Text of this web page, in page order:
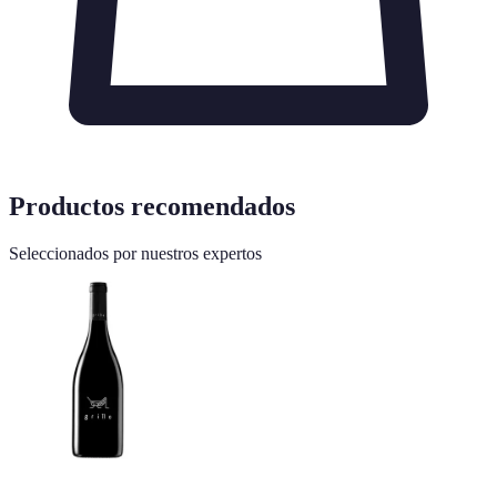
Productos recomendados
Seleccionados por nuestros expertos